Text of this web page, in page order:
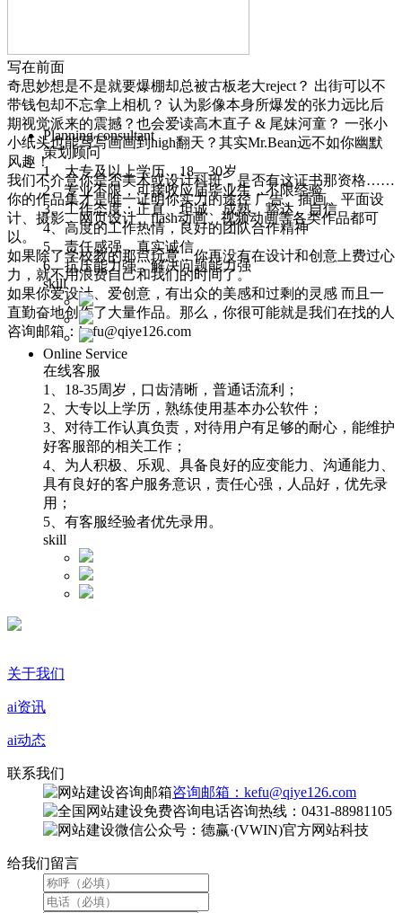
写在前面
奇思妙想是不是就要爆棚却总被古板老大reject？ 出街可以不
带钱包却不忘拿上相机？ 认为影像本身所爆发的张力远比后
期视觉派来的震撼？也会爱读高木直子 & 尾妹河童？ 一张小
小纸头也能写写画画到high翻天？其实Mr.Bean远不如你幽默
风趣！
我们不介意你是否美术或设计科班，是否有这证书那资格……
你的作品集才是唯一证明你实力的途径 广告、插画、平面设
计、摄影、网页设计、flash动画、视频动画等各类作品都可
以。
如果除了学校教的那点玩意，你再没有在设计和创意上费过心
力，就不用浪费自己和我们的时间了。
如果你爱设计、爱创意，有出众的美感和过剩的灵感 而且一
直勤奋地创作了大量作品。那么，你很可能就是我们在找的人
咨询邮箱：kefu@qiye126.com
Planning consultant
策划顾问
1、大专及以上学历，18—30岁
2、专业不限，可接收应届毕业生，不限经验
3、工作态度：正直、坦诚、成熟、豁达、自信
4、高度的工作热情，良好的团队合作精神
5、责任感强，真实诚信
6、抗压能力强，解决问题能力强
skill
Online Service
在线客服
1、18-35周岁，口齿清晰，普通话流利；
2、大专以上学历，熟练使用基本办公软件；
3、对待工作认真负责，对待用户有足够的耐心，能维护
好客服部的相关工作；
4、为人积极、乐观、具备良好的应变能力、沟通能力、
具有良好的客户服务意识，责任心强，人品好，优先录
用；
5、有客服经验者优先录用。
skill
关于我们
ai资讯
ai动态
联系我们
咨询邮箱：kefu@qiye126.com
咨询热线：0431-88981105
微信公众号：德赢·(VWIN)官方网站科技
给我们留言